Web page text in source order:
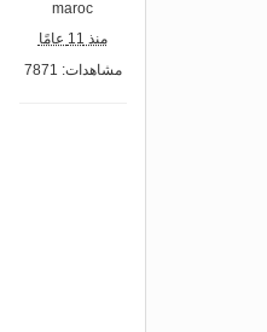
maroc
منذ 11 عامًا
مشاهدات: 7871